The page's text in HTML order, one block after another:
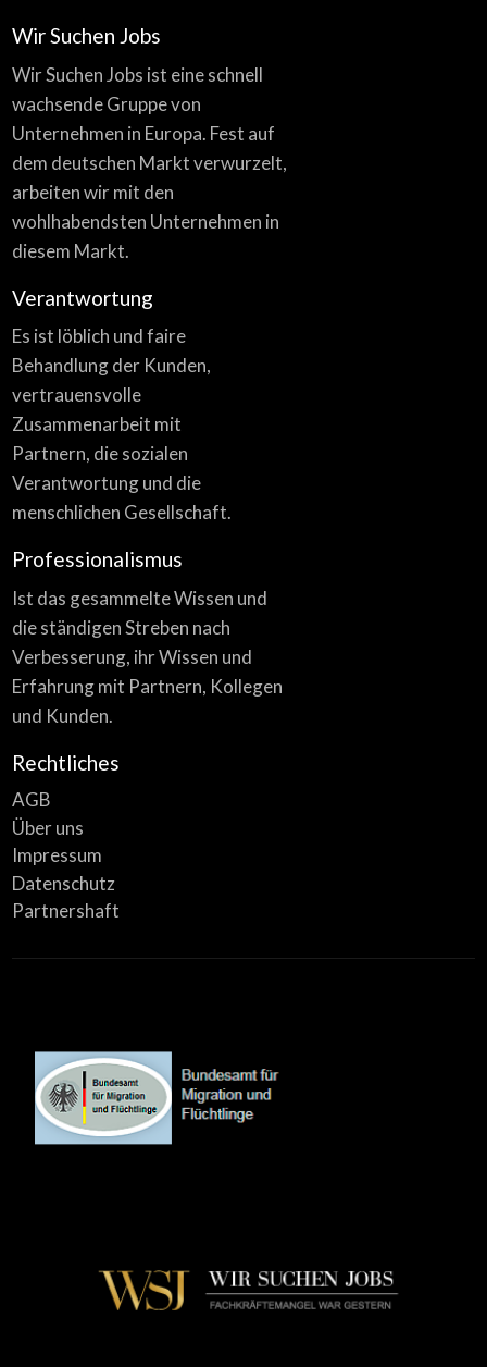
Wir Suchen Jobs
Wir Suchen Jobs ist eine schnell
wachsende Gruppe von
Unternehmen in Europa. Fest auf
dem deutschen Markt verwurzelt,
arbeiten wir mit den
wohlhabendsten Unternehmen in
diesem Markt.
Verantwortung
Es ist löblich und faire
Behandlung der Kunden,
vertrauensvolle
Zusammenarbeit mit
Partnern, die sozialen
Verantwortung und die
menschlichen Gesellschaft.
Professionalismus
Ist das gesammelte Wissen und
die ständigen Streben nach
Verbesserung, ihr Wissen und
Erfahrung mit Partnern, Kollegen
und Kunden.
Rechtliches
AGB
Über uns
Impressum
Datenschutz
Partnershaft